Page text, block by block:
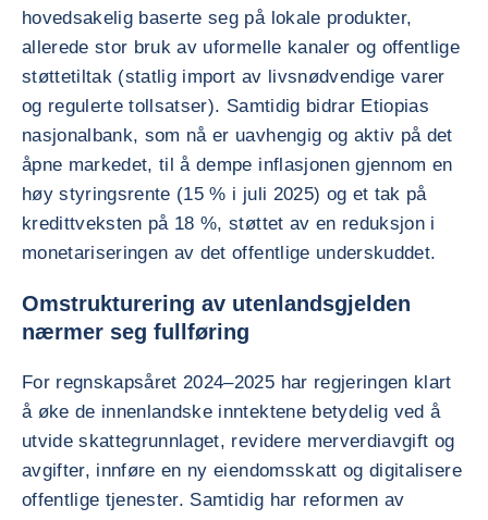
hovedsakelig baserte seg på lokale produkter,
allerede stor bruk av uformelle kanaler og offentlige
støttetiltak (statlig import av livsnødvendige varer
og regulerte tollsatser). Samtidig bidrar Etiopias
nasjonalbank, som nå er uavhengig og aktiv på det
åpne markedet, til å dempe inflasjonen gjennom en
høy styringsrente (15 % i juli 2025) og et tak på
kredittveksten på 18 %, støttet av en reduksjon i
monetariseringen av det offentlige underskuddet.
Omstrukturering av utenlandsgjelden
nærmer seg fullføring
For regnskapsåret 2024–2025 har regjeringen klart
å øke de innenlandske inntektene betydelig ved å
utvide skattegrunnlaget, revidere merverdiavgift og
avgifter, innføre en ny eiendomsskatt og digitalisere
offentlige tjenester. Samtidig har reformen av